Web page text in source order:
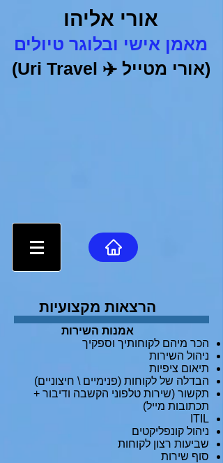
אורי אליהו
מאמן אישי ובלוגר טיולים
(אורי מטייל✈️
Uri Travel)
הרצאות מקצועיות
אמנות השירות
הכר מיהם לקוחותיך וספקיך
ניהול השירות
תיאום ציפיות
הבדלה של לקוחות (פנימיים \ חיצוניים)
תקשור (שירות טלפוני הקשבה ודיבור +
תכתובות מייל)
ITIL
ניהול קונפליקטים
שביעות רצון לקוחות
סוף שירות